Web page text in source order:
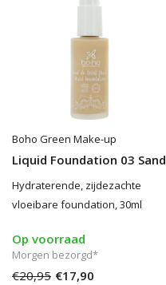
Boho Green Make-up
Liquid Foundation 03 Sand
Hydraterende, zijdezachte
vloeibare foundation, 30ml
Op voorraad
Morgen bezorgd*
€20,95 €17,90